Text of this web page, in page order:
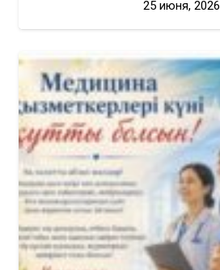
25 июня, 2026